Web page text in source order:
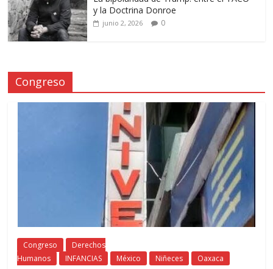
y la Doctrina Donroe
junio 2, 2026 0
Congreso
Congreso
Derechos
Humanos
INFANCIAS México Niñeces Oaxaca